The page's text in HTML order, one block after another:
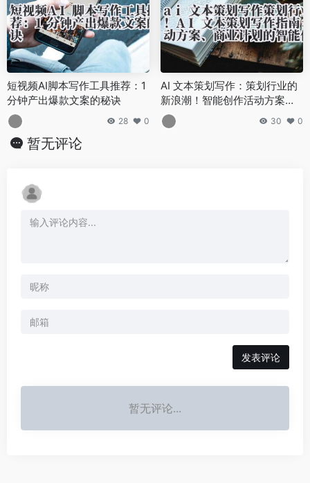
短视频AI脚本写作工具推荐：1
分钟产出爆款文案的秘诀
28 0
AI 文本策划写作：策划行业的
新浪潮！智能创作活动方案、
商业计划指南
30 0
暂无评论
发表评论
暂无评论...